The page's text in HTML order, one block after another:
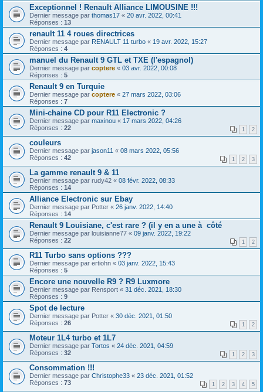
Exceptionnel ! Renault Alliance LIMOUSINE !!!
Dernier message par thomas17 « 20 avr. 2022, 00:41
Réponses : 13
renault 11 4 roues directrices
Dernier message par RENAULT 11 turbo « 19 avr. 2022, 15:27
Réponses : 4
manuel du Renault 9 GTL et TXE (l'espagnol)
Dernier message par coptere « 03 avr. 2022, 00:08
Réponses : 5
Renault 9 en Turquie
Dernier message par coptere « 27 mars 2022, 03:06
Réponses : 7
Mini-chaine CD pour R11 Electronic ?
Dernier message par maxinou « 17 mars 2022, 04:26
Réponses : 22 1 2
couleurs
Dernier message par jason11 « 08 mars 2022, 05:56
Réponses : 42 1 2 3
La gamme renault 9 & 11
Dernier message par rudy42 « 08 févr. 2022, 08:33
Réponses : 14
Alliance Electronic sur Ebay
Dernier message par Potter « 26 janv. 2022, 14:40
Réponses : 14
Renault 9 Louisiane, c'est rare ? (il y en a une à côté
Dernier message par louisianne77 « 09 janv. 2022, 19:22
Réponses : 22 1 2
R11 Turbo sans options ???
Dernier message par ertiohn « 03 janv. 2022, 15:43
Réponses : 5
Encore une nouvelle R9 ? R9 Luxmore
Dernier message par Rensport « 31 déc. 2021, 18:30
Réponses : 9
Spot de lecture
Dernier message par Potter « 30 déc. 2021, 01:50
Réponses : 26 1 2
Moteur 1L4 turbo et 1L7
Dernier message par Tortos « 24 déc. 2021, 04:59
Réponses : 32 1 2 3
Consommation !!!
Dernier message par Christophe33 « 23 déc. 2021, 01:52
Réponses : 73 1 2 3 4 5